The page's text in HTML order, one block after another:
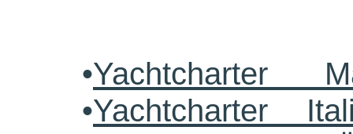
•Yachtcharter
•Yachtcharter